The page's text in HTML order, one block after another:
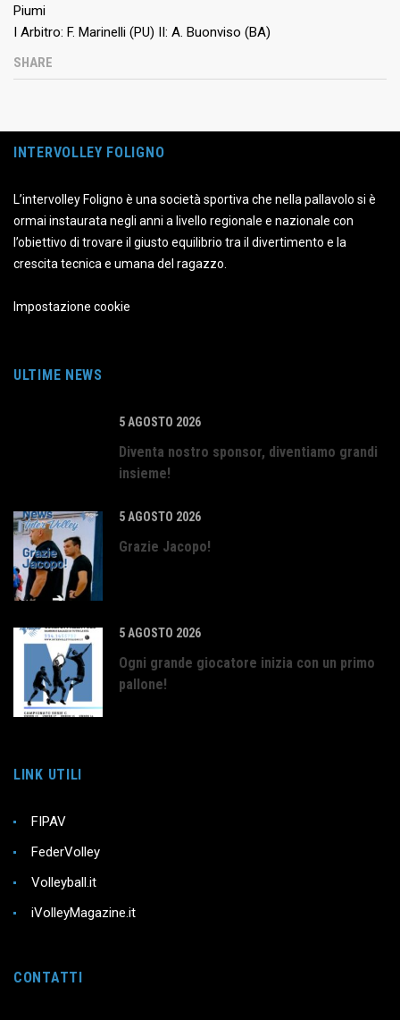
Piumi
I Arbitro: F. Marinelli (PU) II: A. Buonviso (BA)
SHARE
INTERVOLLEY FOLIGNO
L’intervolley Foligno è una società sportiva che nella pallavolo si è
ormai instaurata negli anni a livello regionale e nazionale con
l’obiettivo di trovare il giusto equilibrio tra il divertimento e la
crescita tecnica e umana del ragazzo.
Impostazione cookie
ULTIME NEWS
5 AGOSTO 2026
Diventa nostro sponsor, diventiamo grandi
insieme!
5 AGOSTO 2026
Grazie Jacopo!
5 AGOSTO 2026
Ogni grande giocatore inizia con un primo
pallone!
LINK UTILI
FIPAV
FederVolley
Volleyball.it
iVolleyMagazine.it
CONTATTI